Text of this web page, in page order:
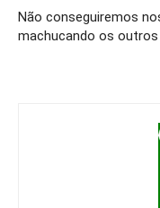
Não conseguiremos
machucando os outros